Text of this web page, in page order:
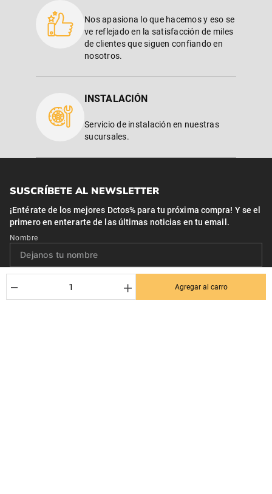
＋
－ Agregar al carro
Nos apasiona lo que hacemos y eso se
ve reflejado en la satisfacción de miles
de clientes que siguen confiando en
nosotros.
INSTALACIÓN
Servicio de instalación en nuestras
sucursales.
SUSCRÍBETE AL NEWSLETTER
¡Entérate de los mejores Dctos% para tu próxima compra! Y se el
primero en enterarte de las últimas noticias en tu email.
Nombre